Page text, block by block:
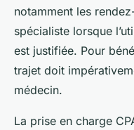
notamment les
spécialiste lorsque
est justifiée. Pour
trajet doit
médecin.
La prise en charge